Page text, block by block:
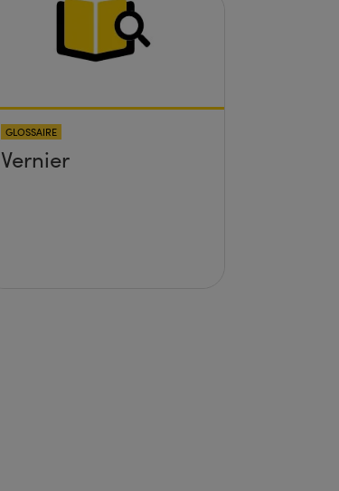
GLOSSAIRE
Vernier